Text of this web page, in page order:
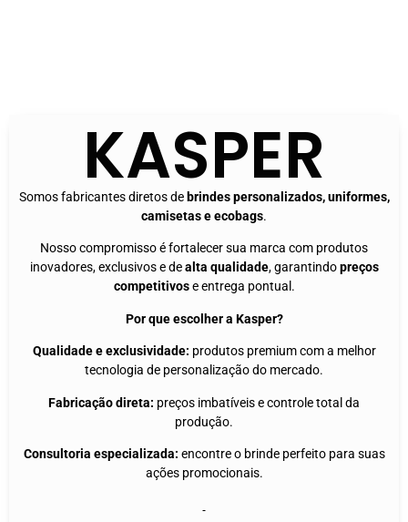
KASPER
Somos fabricantes diretos de brindes personalizados, uniformes,
camisetas e ecobags.
Nosso compromisso é fortalecer sua marca com produtos
inovadores, exclusivos e dealta qualidade, garantindopreços
competitivose entrega pontual.
Por que escolher a Kasper?
Qualidade e exclusividade: produtos premium com a melhor
tecnologia de personalização do mercado.
Fabricação direta: preços imbatíveis e controle total da
produção.
Consultoria especializada: encontre o brinde perfeito para suas
ações promocionais.